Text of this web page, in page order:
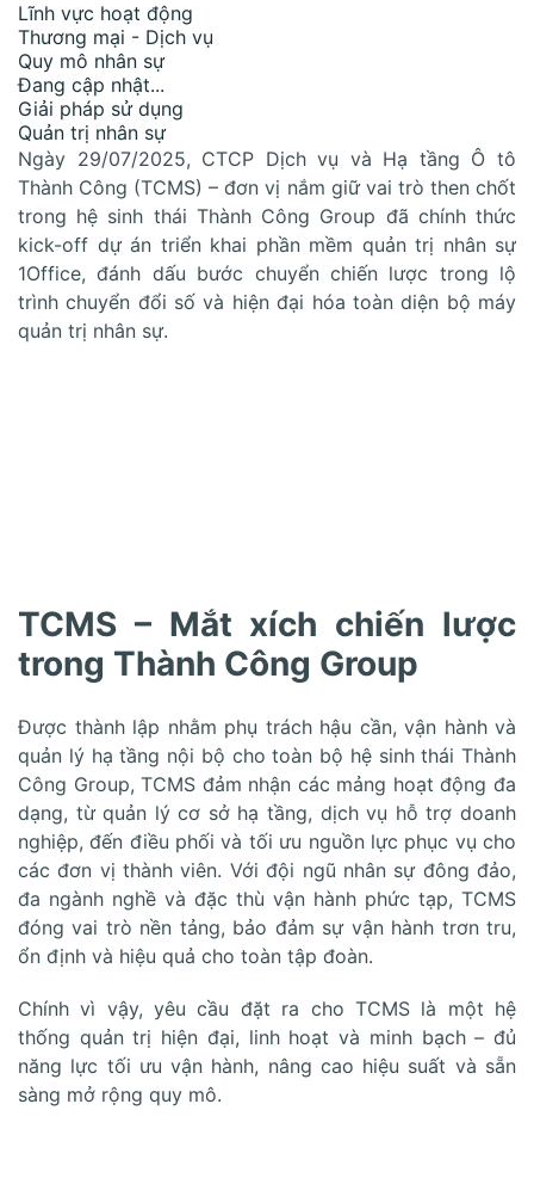
Lĩnh vực hoạt động
Thương mại - Dịch vụ
Quy mô nhân sự
Đang cập nhật...
Giải pháp sử dụng
Quản trị nhân sự
Ngày 29/07/2025, CTCP Dịch vụ và Hạ tầng Ô tô
Thành Công (TCMS) – đơn vị nắm giữ vai trò then chốt
trong hệ sinh thái Thành Công Group đã chính thức
kick-off dự án triển khai phần mềm quản trị nhân sự
1Office, đánh dấu bước chuyển chiến lược trong lộ
trình chuyển đổi số và hiện đại hóa toàn diện bộ máy
quản trị nhân sự.
TCMS – Mắt xích chiến lược
trong Thành Công Group
Được thành lập nhằm phụ trách hậu cần, vận hành và
quản lý hạ tầng nội bộ cho toàn bộ hệ sinh thái Thành
Công Group, TCMS đảm nhận các mảng hoạt động đa
dạng, từ quản lý cơ sở hạ tầng, dịch vụ hỗ trợ doanh
nghiệp, đến điều phối và tối ưu nguồn lực phục vụ cho
các đơn vị thành viên. Với đội ngũ nhân sự đông đảo,
đa ngành nghề và đặc thù vận hành phức tạp, TCMS
đóng vai trò nền tảng, bảo đảm sự vận hành trơn tru,
ổn định và hiệu quả cho toàn tập đoàn.
Chính vì vậy, yêu cầu đặt ra cho TCMS là một hệ
thống quản trị hiện đại, linh hoạt và minh bạch – đủ
năng lực tối ưu vận hành, nâng cao hiệu suất và sẵn
sàng mở rộng quy mô.